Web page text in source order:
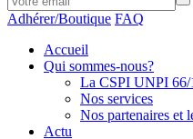
Adhérer/Boutique FAQ
Accueil
Qui sommes-nous?
La CSPI UNPI 66/
Nos services
Nos partenaires et
Actu